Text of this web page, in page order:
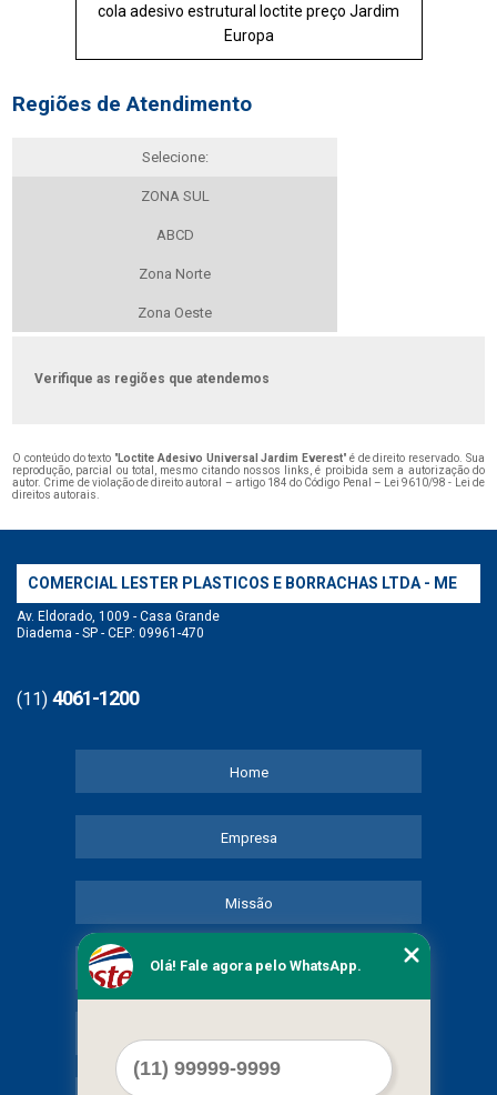
cola adesivo estrutural loctite preço Jardim
Europa
Regiões de Atendimento
Selecione:
ZONA SUL
ABCD
Zona Norte
Zona Oeste
Verifique as regiões que atendemos
O conteúdo do texto "Loctite Adesivo Universal Jardim Everest" é de direito reservado. Sua
reprodução, parcial ou total, mesmo citando nossos links, é proibida sem a autorização do
autor. Crime de violação de direito autoral – artigo 184 do Código Penal –
Lei 9610/98 - Lei de
direitos autorais
COMERCIAL LESTER PLASTICOS E BORRACHAS LTDA - ME
Av. Eldorado, 1009 - Casa Grande
Diadema - SP - CEP: 09961-470
(11) 4061-1200
Home
Empresa
Missão
Serviços
Olá! Fale agora pelo WhatsApp.